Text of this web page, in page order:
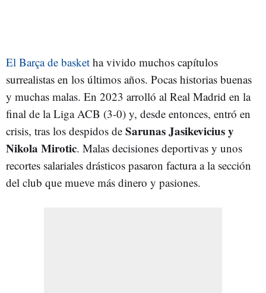
El Barça de basket ha vivido muchos capítulos
surrealistas en los últimos años. Pocas historias buenas
y muchas malas. En 2023 arrolló al Real Madrid en la
final de la Liga ACB (3-0) y, desde entonces, entró en
crisis, tras los despidos de Sarunas Jasikevicius y
Nikola Mirotic. Malas decisiones deportivas y unos
recortes salariales drásticos pasaron factura a la sección
del club que mueve más dinero y pasiones.